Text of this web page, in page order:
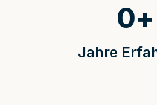
Jahre
0+